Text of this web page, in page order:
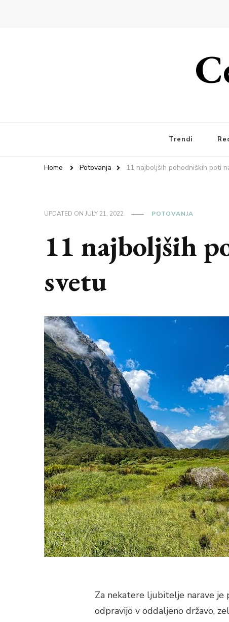
Trendi
Home Potovanja 11 najboljših pohodniških poti
UPDATED ON JULY 21, 2022 POTOVANJA
11 najboljših
svetu
Za nekatere ljubitelje narave je
odpravijo v oddaljeno državo,